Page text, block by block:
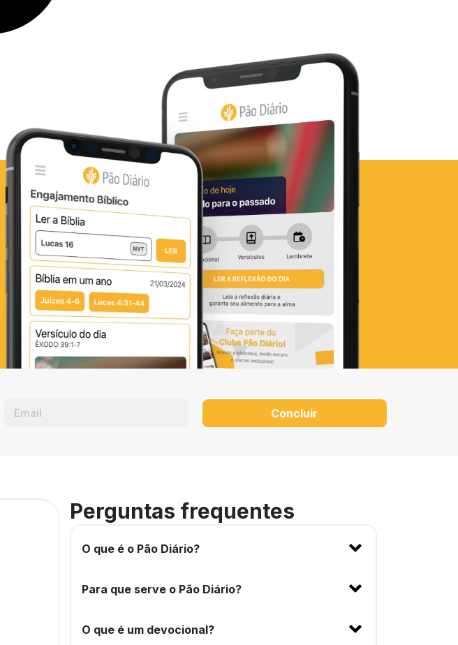
Concluir
Perguntas frequentes
O que é o Pão Diário?
Para que serve o Pão Diário?
O que é um devocional?